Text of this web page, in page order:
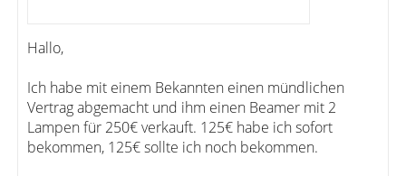
Hallo,
Ich habe mit einem Bekannten einen mündlichen
Vertrag abgemacht und ihm einen Beamer mit 2
Lampen für 250€ verkauft. 125€ habe ich sofort
bekommen, 125€ sollte ich noch bekommen.